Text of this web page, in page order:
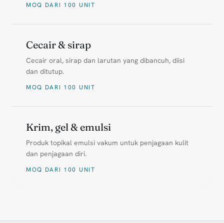
MOQ DARI 100 UNIT
Cecair & sirap
Cecair oral, sirap dan larutan yang dibancuh, diisi
dan ditutup.
MOQ DARI 100 UNIT
Krim, gel & emulsi
Produk topikal emulsi vakum untuk penjagaan kulit
dan penjagaan diri.
MOQ DARI 100 UNIT